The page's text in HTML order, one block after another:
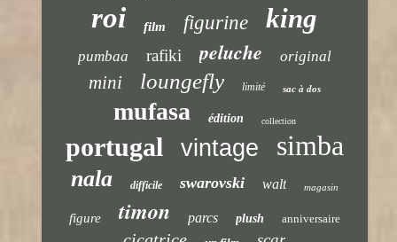
roi film figurine king
pumbaa rafiki peluche original
mini loungefly limité sac à dos
mufasa édition collection
portugal vintage simba
nala difficile swarovski walt magasin
figure timon parcs plush anniversaire